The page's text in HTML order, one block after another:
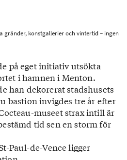
gränder, konstgallerier och vintertid – ingen
på eget initiativ utsökta
i hamnen i Menton.
han dekorerat stadshusets
bastion invigdes tre år efter
museet strax intill är
tid sen en storm för
Paul-de-Vence ligger